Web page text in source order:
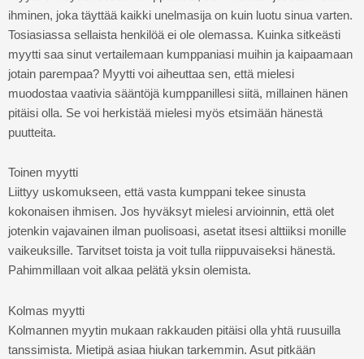
ihminen, joka täyttää kaikki unelmasija on kuin luotu sinua varten.
Tosiasiassa sellaista henkilöä ei ole olemassa. Kuinka sitkeästi
myytti saa sinut vertailemaan kumppaniasi muihin ja kaipaamaan
jotain parempaa? Myytti voi aiheuttaa sen, että mielesi
muodostaa vaativia sääntöjä kumppanillesi siitä, millainen hänen
pitäisi olla. Se voi herkistää mielesi myös etsimään hänestä
puutteita.
Toinen myytti
Liittyy uskomukseen, että vasta kumppani tekee sinusta
kokonaisen ihmisen. Jos hyväksyt mielesi arvioinnin, että olet
jotenkin vajavainen ilman puolisoasi, asetat itsesi alttiiksi monille
vaikeuksille. Tarvitset toista ja voit tulla riippuvaiseksi hänestä.
Pahimmillaan voit alkaa pelätä yksin olemista.
Kolmas myytti
Kolmannen myytin mukaan rakkauden pitäisi olla yhtä ruusuilla
tanssimista. Mietipä asiaa hiukan tarkemmin. Asut pitkään